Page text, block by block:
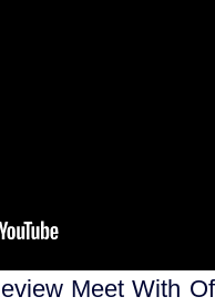
Meet With